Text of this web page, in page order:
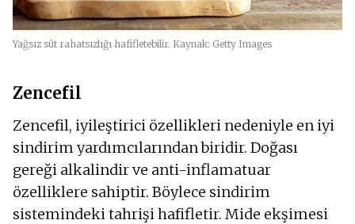
Yağsız süt rahatsızlığı hafifletebilir. Kaynak: Getty Images
Zencefil
Zencefil, iyileştirici özellikleri nedeniyle en iyi
sindirim yardımcılarından biridir. Doğası
gereği alkalindir ve anti-inflamatuar
özelliklere sahiptir. Böylece sindirim
sistemindeki tahrişi hafifletir. Mide ekşimesi